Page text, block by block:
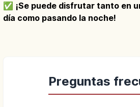
✅ ¡Se puede disfrutar tanto en
día como pasando la noche!
Preguntas